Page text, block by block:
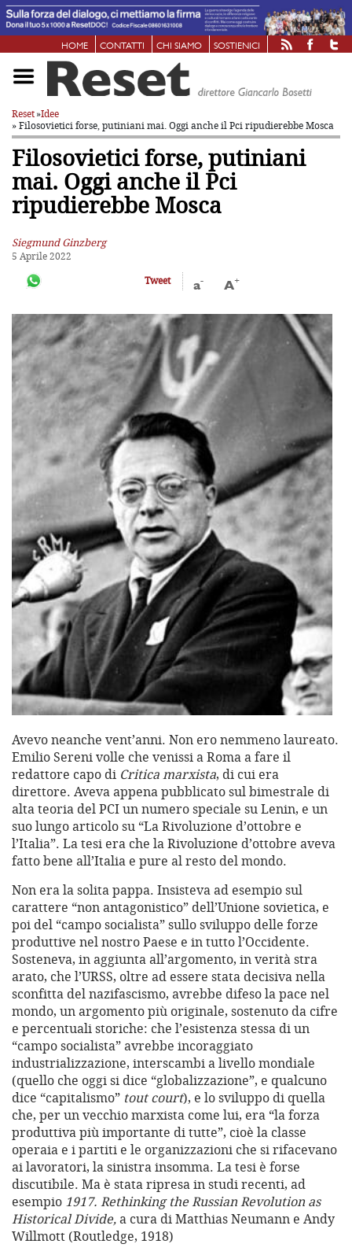
HOME CONTATTI CHI SIAMO SOSTIENICI
Reset»Idee
» Filosovietici forse, putiniani mai.Oggi anche il Pci ripudierebbe Mosca
Filosovietici forse, putiniani
mai. Oggi anche il Pci
ripudierebbe Mosca
Siegmund Ginzberg
5 Aprile 2022
Tweet
a- A+
Avevo neanche vent’anni. Non ero nemmeno laureato.
Emilio Sereni volle che venissi a Roma a fare il
redattore capo di Critica marxista, di cui era
direttore. Aveva appena pubblicato sul bimestrale di
alta teoria del PCI un numero speciale su Lenin, e un
suo lungo articolo su “La Rivoluzione d’ottobre e
l’Italia”. La tesi era che la Rivoluzione d’ottobre aveva
fatto bene all’Italia e pure al resto del mondo.
Non era la solita pappa. Insisteva ad esempio sul
carattere “non antagonistico” dell’Unione sovietica, e
poi del “campo socialista” sullo sviluppo delle forze
produttive nel nostro Paese e in tutto l’Occidente.
Sosteneva, in aggiunta all’argomento, in verità stra
arato, che l’URSS, oltre ad essere stata decisiva nella
sconfitta del nazifascismo, avrebbe difeso la pace nel
mondo, un argomento più originale, sostenuto da cifre
e percentuali storiche: che l’esistenza stessa di un
“campo socialista” avrebbe incoraggiato
industrializzazione, interscambi a livello mondiale
(quello che oggi si dice “globalizzazione”, e qualcuno
dice “capitalismo” tout court), e lo sviluppo di quella
che, per un vecchio marxista come lui, era “la forza
produttiva più importante di tutte”, cioè la classe
operaia e i partiti e le organizzazioni che si rifacevano
ai lavoratori, la sinistra insomma. La tesi è forse
discutibile. Ma è stata ripresa in studi recenti, ad
esempio 1917. Rethinking the Russian Revolution as
Historical Divide,a cura di Matthias Neumann e Andy
Willmott (Routledge, 1918)